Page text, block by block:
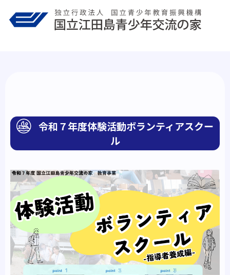
令和７年度体験活動ボランティアスクー
ル